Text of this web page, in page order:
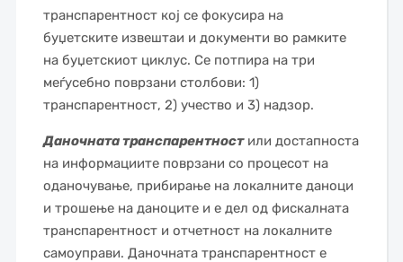
транспарентност кој се фокусира на
буџетските извештаи и документи во рамките
на буџетскиот циклус. Се потпира на три
меѓусебно поврзани столбови: 1)
транспарентност, 2) учество и 3) надзор.
Даночната транспарентностили достапноста
на информациите поврзани со процесот на
оданочување, прибирање на локалните даноци
и трошење на даноците и е дел од фискалната
транспарентност и отчетност на локалните
самоуправи. Даночната транспарентност е